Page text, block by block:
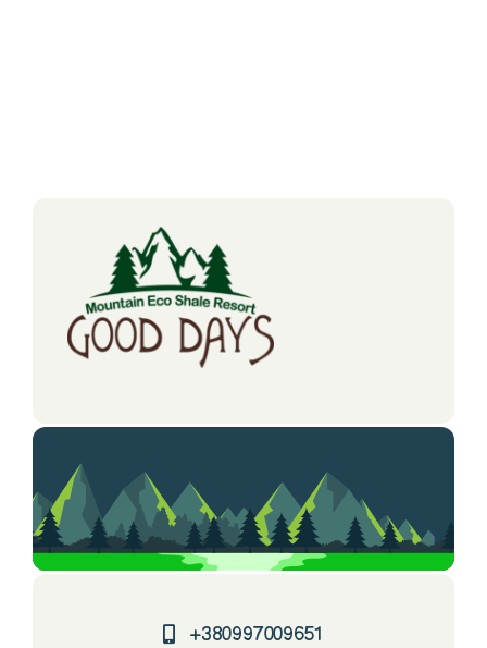
+380997009651